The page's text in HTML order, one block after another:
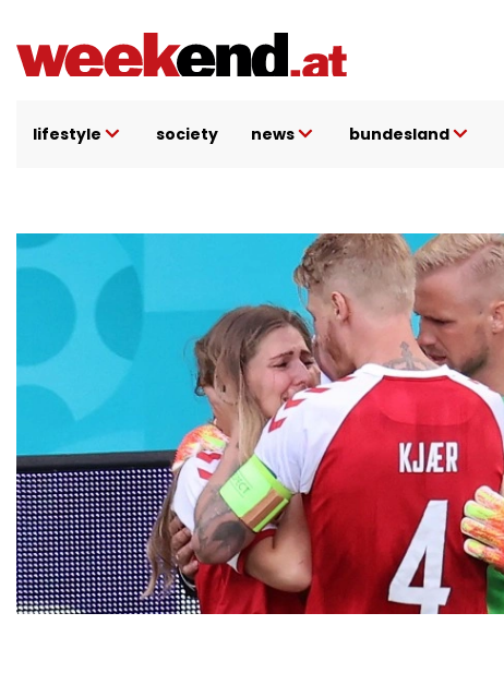
Inhalt
lifestyle society news bundesland